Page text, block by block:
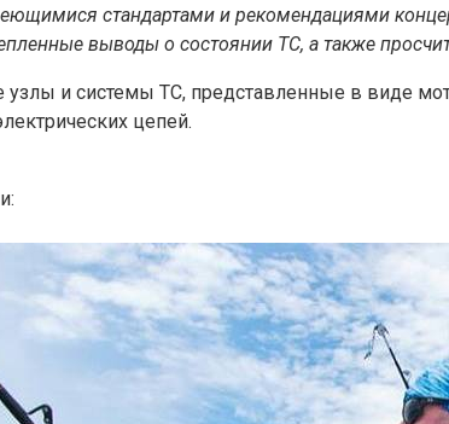
стандартами и рекомендациями
выводы о состоянии ТС, а также
и системы ТС, представленные в виде
цепей.